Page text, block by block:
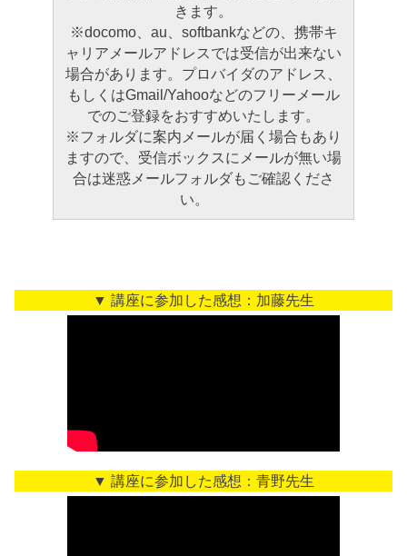
きます。
※docomo、au、softbankなどの、携帯キ
ャリアメールアドレスでは受信が出来ない
場合があります。プロバイダのアドレス、
もしくはGmail/Yahooなどのフリーメール
でのご登録をおすすめいたします。
※フォルダに案内メールが届く場合もあり
ますので、受信ボックスにメールが無い場
合は迷惑メールフォルダもご確認くださ
い。
▼ 講座に参加した感想：加藤先生
▼ 講座に参加した感想：青野先生